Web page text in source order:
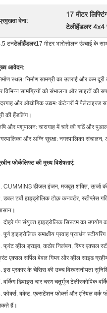
देना:
17 मीटर
टेलीहैंडलर 4x4
टनटेलीहैंडलर17 मीटर भारोत्तोलन ऊंचाई के
आवेदन:
स्थल: निर्माण सामग्री का उतराई और कम
विभिन्न सामग्रियों को संभालना और साइटों की
और औद्योगिक उद्यम: कंटेनरों में पैलेटाइज्ड
की हैंडलिंग।
और पशुपालन: चारागाह में चारे की गांठें और
और अग्नि सुरक्षा: नगरपालिका
फोर्कलिफ्ट की मुख्य विशेषताएं:
CUMMINS डीजल इंजन, मजबूत शक्ति, ऊर्जा
डबल टर्बो हाइड्रोलिक टोक़ कनवर्टर, स्टीप्लेस
दोहरे पंप संयुक्त हाइड्रोलिक सिस्टम का
पूर्ण हाइड्रोलिक समाक्षीय प्रवाह प्रवर्धन
फ्रंट व्हील ड्राइव, कठोर निलंबन, रियर एक्सल
एक्सल सर्पिल बेवल गियर और व्हील साइड
इस प्रकार के चेसिस की उच्च विश्वसनीयता
वर्किंग डिवाइस चार चरण चतुर्भुज टेलीस्कोपिक
फोर्क्स, बकेट, एक्सटेंशन फोर्क्स और एरियल वर्क
हैं।